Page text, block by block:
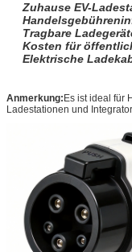
Zuhause EV-
Tragbare
Kosten für
Elektrische
Anmerkung: Es ist ideal für
Ladestationen und